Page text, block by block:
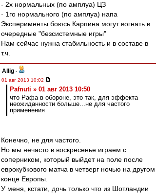
- 2х нормальных (по амплуа) ЦЗ
- 1го нормального (по амплуа) напа
Эксперименты боюсь Карпина могут вогнать в
очередные "безсистемные игры"
Нам сейчас нужна стабильность и в составе в
т.ч.
Allig -
01 авг 2013 10:02
Pafnuti » 01 авг 2013 10:50
что Рафа в обороне, это так, для эффекта
неожиданности больше...не для частого
применения
Конечно, не для частого.
Но мы нечасто в воскресенье играем с
соперником, который выйдет на поле после
еврокубкового матча в четверг ночью на другом
конце Европы.
У меня, кстати, дочь только что из Шотландии